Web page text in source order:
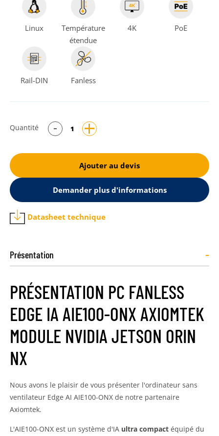
Linux
Température
étendue
4K PoE
Rail-DIN Fanless
Quantité
Ajouter au devis
Demander plus d'informations
Datasheet technique
Présentation -
PRÉSENTATION PC FANLESS
EDGE IA AIE100-ONX AXIOMTEK
MODULE NVIDIA JETSON ORIN
NX
Nous avons le plaisir de vous présenter l'ordinateur sans
ventilateur Edge AI AIE100-ONX de notre partenaire
Axiomtek.
L'AIE100-ONX est un système d'IA ultra compact équipé du